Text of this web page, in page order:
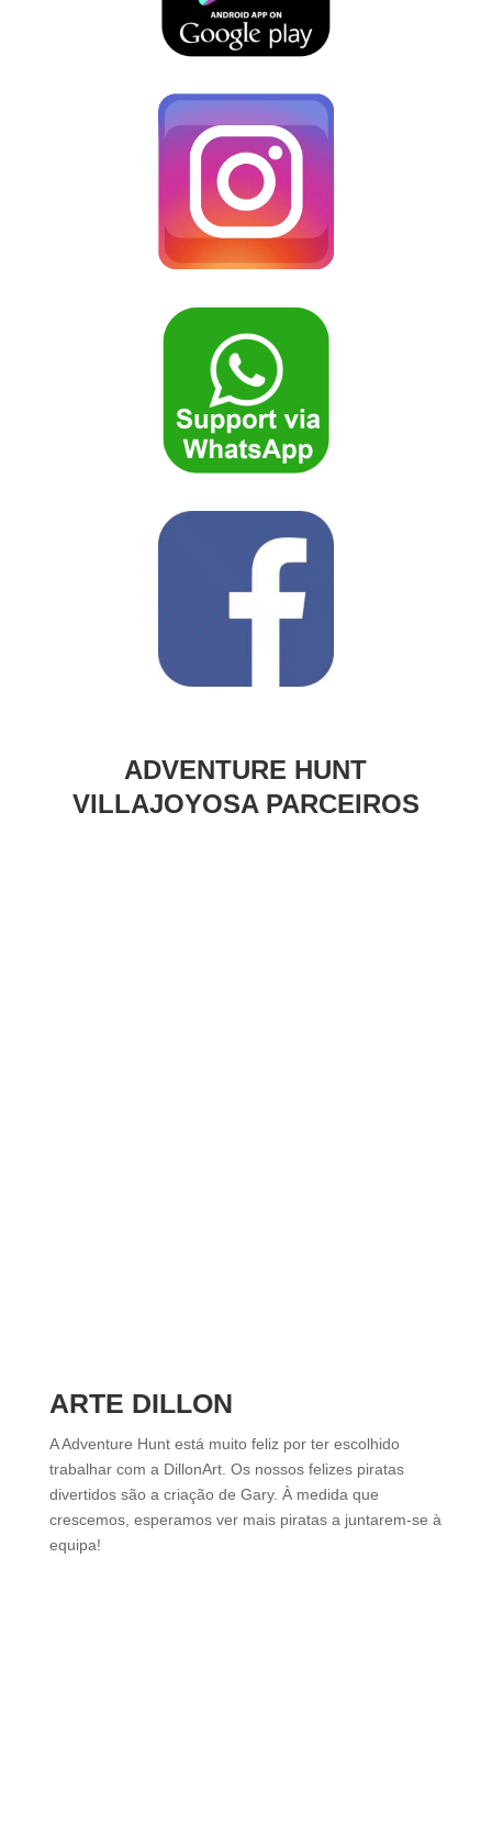
ADVENTURE HUNT
VILLAJOYOSA PARCEIROS
ARTE DILLON
A Adventure Hunt está muito feliz por ter escolhido
trabalhar com a DillonArt. Os nossos felizes piratas
divertidos são a criação de Gary. À medida que
crescemos, esperamos ver mais piratas a juntarem-se à
equipa!